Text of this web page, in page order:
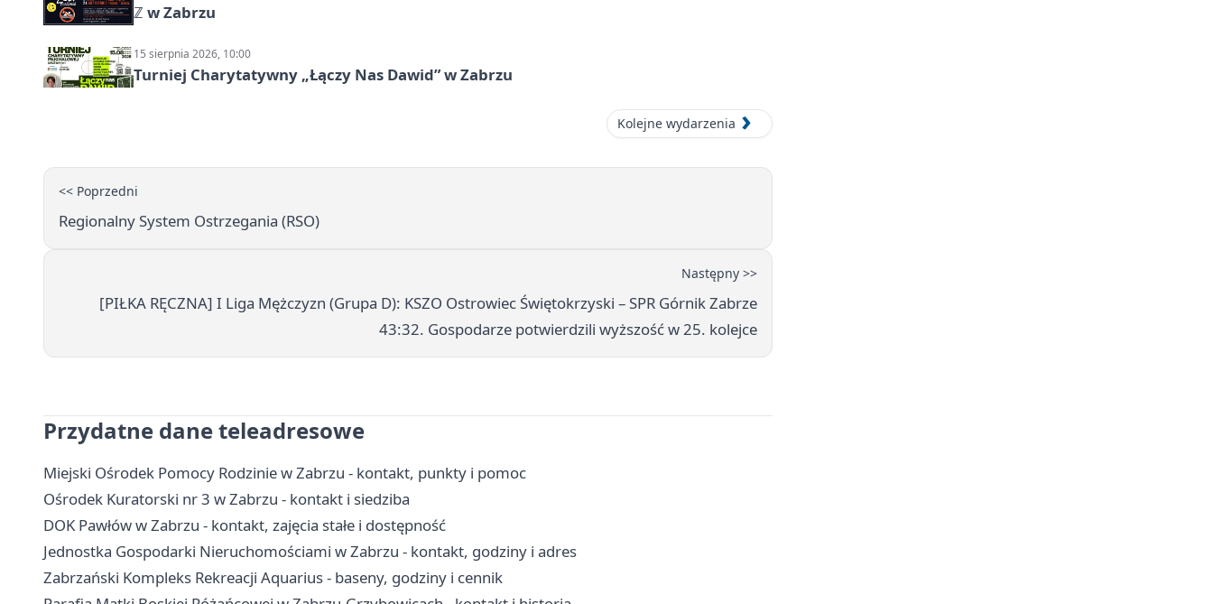
ℤ w Zabrzu
15 sierpnia 2026, 10:00
Turniej Charytatywny „Łączy Nas Dawid” w Zabrzu
Kolejne wydarzenia
<< Poprzedni
Regionalny System Ostrzegania (RSO)
Następny >>
[PIŁKA RĘCZNA] I Liga Mężczyzn (Grupa D): KSZO Ostrowiec Świętokrzyski – SPR Górnik Zabrze
43:32. Gospodarze potwierdzili wyższość w 25. kolejce
Przydatne dane teleadresowe
Miejski Ośrodek Pomocy Rodzinie w Zabrzu - kontakt, punkty i pomoc
Ośrodek Kuratorski nr 3 w Zabrzu - kontakt i siedziba
DOK Pawłów w Zabrzu - kontakt, zajęcia stałe i dostępność
Jednostka Gospodarki Nieruchomościami w Zabrzu - kontakt, godziny i adres
Zabrzański Kompleks Rekreacji Aquarius - baseny, godziny i cennik